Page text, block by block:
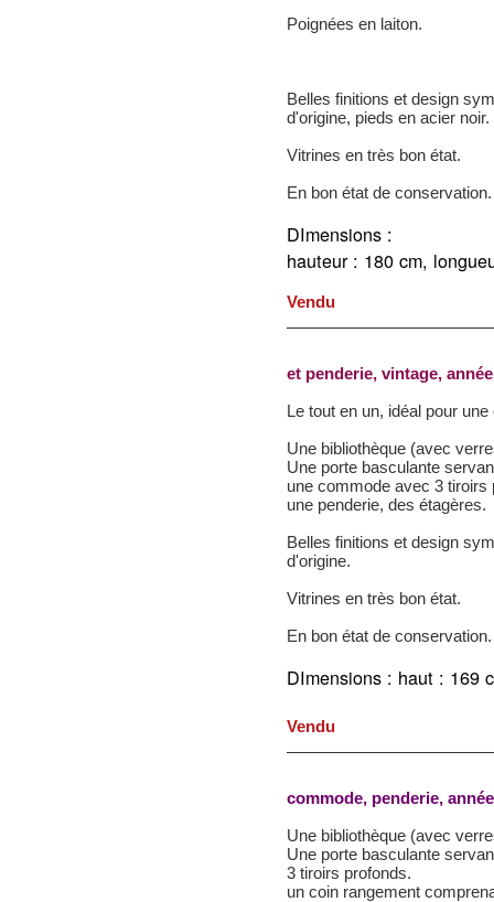
Poignées en laiton.
Belles finitions et design
d'origine, pieds en acier
Vitrines en très bon état.
En bon état de conservation.
DImensions :
hauteur : 180 cm,
Vendu
et penderie, vintage,
Le tout en un, idéal pour
Une bibliothèque (avec
Une porte basculante
une commode avec 3 tiroirs
une penderie, des étagères.
Belles finitions et design
d'origine.
Vitrines en très bon état.
En bon état de conservation.
DImensions : haut : 169
Vendu
commode, penderie,
Une bibliothèque (avec
Une porte basculante
3 tiroirs profonds.
un coin rangement